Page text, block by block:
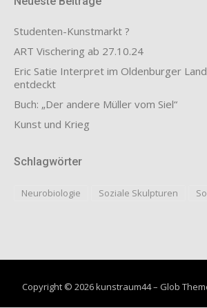
Studenten-Kunstmarkt ?
ART Vischering ab 27.10.24
Eric Satie Interpret im Oldenburger
entdeckt
Buch: „Der andere Müller vom Siel“
Kunst und Krieg
Schlagwörter
Neurobiologie Soziale Skulpturen
Copyright © 2026 kunstraum44– Glob